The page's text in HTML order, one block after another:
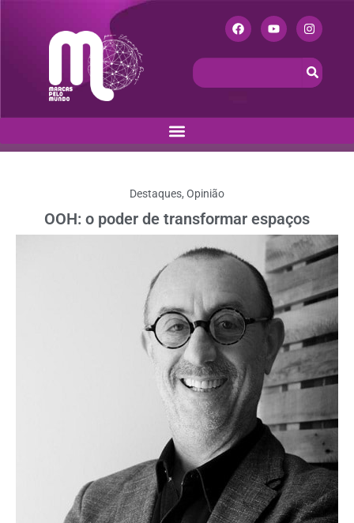
Destaques, Opinião
OOH: o poder de transformar espaços